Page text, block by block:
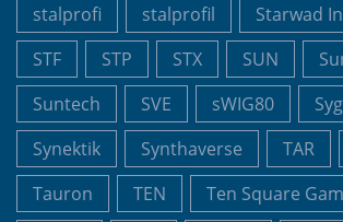
stalprofi
stalprofil
Starwad
STF
STP STX SUN
Suntech
SVE sWIG80
Synektik
Synthaverse TAR
Tauron
TEN Ten Square